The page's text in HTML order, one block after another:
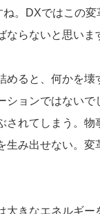
。DXではこの
らないと思いま
ると、何かを壊
ョンではないで
れてしまう。物
み出せない。変
大きなエネルギー